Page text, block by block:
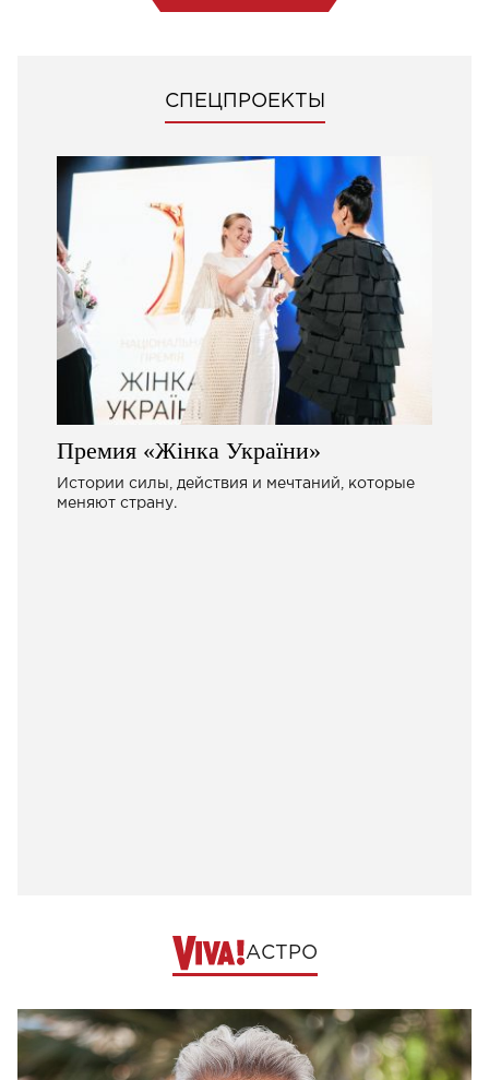
СПЕЦПРОЕКТЫ
Премия «Жінка України»
Истории силы, действия и мечтаний, которые
меняют страну.
АСТРО